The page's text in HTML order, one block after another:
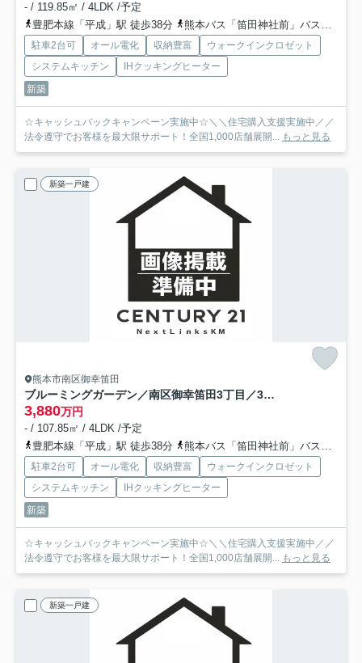
- / 119.85㎡ / 4LDK /予定
豊肥本線「平成」駅 徒歩38分
熊本バス「笛田神社前」バス停下車 徒歩3分
駐車2台可 オール電化 収納豊富
ウォークインクロゼット
システムキッチン
IHクッキングヒーター
新築
☆キャッシュバックキャンペーン実施中☆＼＼住宅購入支援実施中／／
法令遵守でお客様を最大限サポート！全国1,000店舗展開... もっと見る
新築一戸建
熊本市南区御幸笛田
ブルーミングガーデン／南区御幸笛田3丁目／3号棟
3,880万円
- / 107.85㎡ / 4LDK /予定
豊肥本線「平成」駅 徒歩38分
熊本バス「笛田神社前」バス停下車 徒歩3分
駐車2台可 オール電化 収納豊富
ウォークインクロゼット
システムキッチン
IHクッキングヒーター
新築
☆キャッシュバックキャンペーン実施中☆＼＼住宅購入支援実施中／／
法令遵守でお客様を最大限サポート！全国1,000店舗展開... もっと見る
新築一戸建